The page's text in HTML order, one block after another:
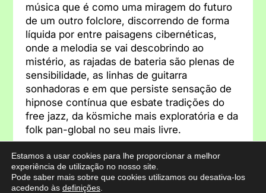
música que é como uma miragem do futuro
de um outro folclore, discorrendo de forma
líquida por entre paisagens cibernéticas,
onde a melodia se vai descobrindo ao
mistério, as rajadas de bateria são plenas de
sensibilidade, as linhas de guitarra
sonhadoras e em que persiste sensação de
hipnose contínua que esbate tradições do
free jazz, da kösmiche mais exploratória e da
folk pan-global no seu mais livre.
Foto: Francisco Fidalgo
Estamos a usar cookies para lhe proporcionar a melhor
experiência de utilização no nosso site.
Pode saber mais sobre que cookies utilizamos ou desativa-los
acedendo às definições